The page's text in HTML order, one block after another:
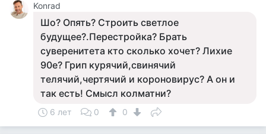
Konrad
Шо? Опять? Строить светлое
будущее?.Перестройка? Брать
суверенитета кто сколько хочет? Лихие
90е? Грип курячий,свинячий
телячий,чертячий и короновирус? А он и
так есть! Смысл колматни?
6 лет 0 0